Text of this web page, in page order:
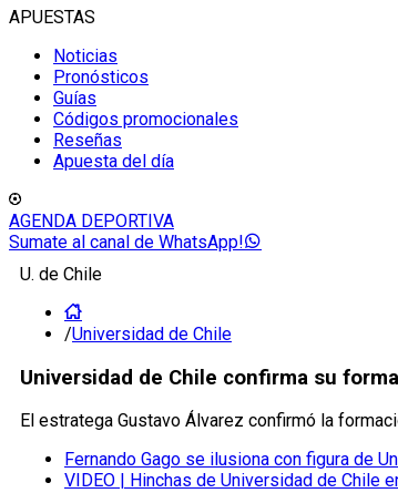
APUESTAS
Noticias
Pronósticos
Guías
Códigos promocionales
Reseñas
Apuesta del día
AGENDA DEPORTIVA
Sumate al canal de WhatsApp!
U. de Chile
/Universidad de Chile
Universidad de Chile confirma su
El estratega Gustavo Álvarez confirmó la
Fernando Gago se ilusiona con figura de
VIDEO | Hinchas de Universidad de Chile